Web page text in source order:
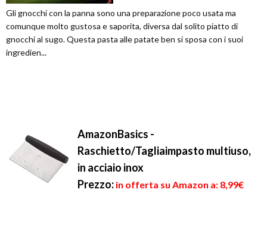
Gli gnocchi con la panna sono una preparazione poco usata ma
comunque molto gustosa e saporita, diversa dal solito piatto di
gnocchi al sugo. Questa pasta alle patate ben si sposa con i suoi
ingredien...
AmazonBasics -
Raschietto/Tagliaimpasto multiuso,
in acciaio inox
Prezzo: in offerta su Amazon a: 8,99€